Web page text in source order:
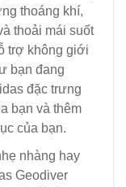
thoáng khí,
thoải mái suốt
trợ không giới
bạn đang
đặc trưng
bạn và thêm
của bạn.
nhàng hay
Geodiver